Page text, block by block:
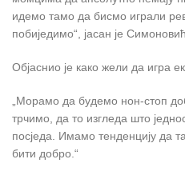
идемо тамо да бисмо играли
побиједимо“, јасан је Симоновић.
Објаснио је како жели да игра
„Морамо да будемо нон-стоп
трчимо, да то изгледа што
посједа. Имамо тенденцију да
бити добро.“